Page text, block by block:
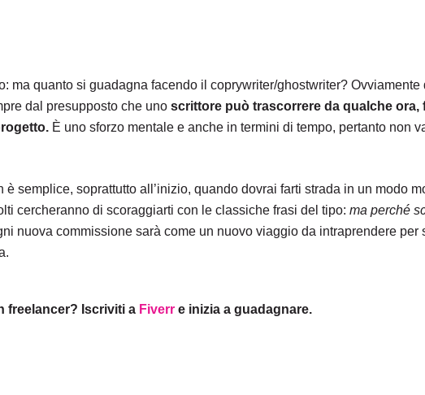
ma quanto si guadagna facendo il coprywriter/ghostwriter?
dal presupposto che uno scrittore può trascorrere da qualche ora,
È uno sforzo mentale e anche in termini di tempo, pertanto non
semplice, soprattutto all’inizio, quando dovrai farti strada in un modo
cercheranno di scoraggiarti con le classiche frasi del tipo: ma perché
nuova commissione sarà come un nuovo viaggio da intraprendere per
freelancer? Iscriviti a Fiverr e inizia a guadagnare.